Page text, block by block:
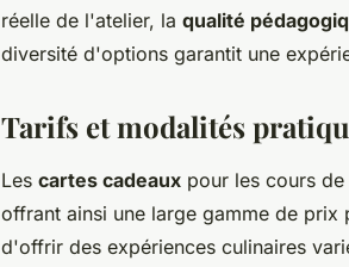
réelle de l'atelier, la qualité
diversité d'options garantit une
Tarifs et modalités
Les cartes cadeaux pour les cours
offrant ainsi une large gamme de
d'offrir des expériences culinaires